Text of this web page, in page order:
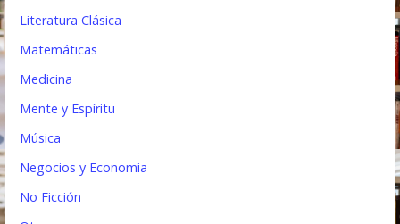
Literatura Clásica
Matemáticas
Medicina
Mente y Espíritu
Música
Negocios y Economia
No Ficción